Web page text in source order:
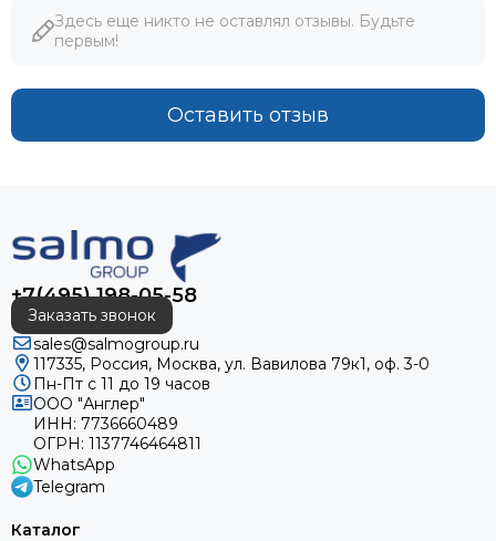
Здесь еще никто не оставлял отзывы. Будьте
первым!
Оставить отзыв
+7(495) 198-05-58
Заказать звонок
sales@salmogroup.ru
117335, Россия, Москва, ул. Вавилова 79к1, оф. 3-0
Пн-Пт с 11 до 19 часов
ООО "Англер"
ИНН: 7736660489
ОГРН: 1137746464811
WhatsApp
Telegram
Каталог